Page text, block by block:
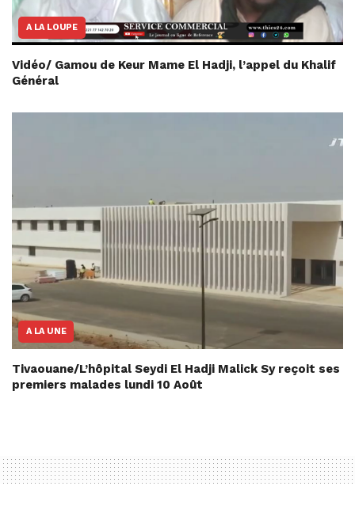
A LA LOUPE
Vidéo/ Gamou de Keur Mame El Hadji, l’appel du Khalif
Général
A LA UNE
Tivaouane/L’hôpital Seydi El Hadji Malick Sy reçoit ses
premiers malades lundi 10 Août